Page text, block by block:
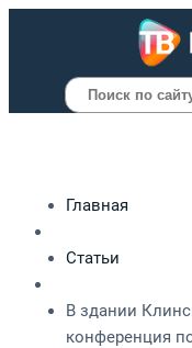
Поиск
Главная
Статьи
В здании
конференция